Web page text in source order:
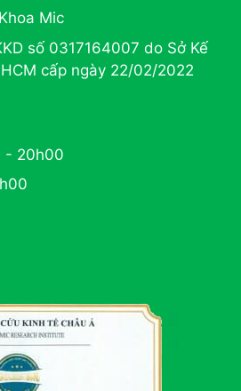
Mic
số 0317164007 do Sở Kế
cấp ngày 22/02/2022
- 20h00